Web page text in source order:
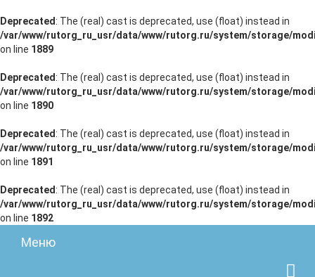
Deprecated : The (real) cast is deprecated, use (float) instead in
/var/www/rutorg_ru_usr/data/www/rutorg.ru/system/storage/
on line 1889
Deprecated : The (real) cast is deprecated, use (float) instead in
/var/www/rutorg_ru_usr/data/www/rutorg.ru/system/storage/
on line 1890
Deprecated : The (real) cast is deprecated, use (float) instead in
/var/www/rutorg_ru_usr/data/www/rutorg.ru/system/storage/
on line 1891
Deprecated : The (real) cast is deprecated, use (float) instead in
/var/www/rutorg_ru_usr/data/www/rutorg.ru/system/storage/
on line 1892
Меню